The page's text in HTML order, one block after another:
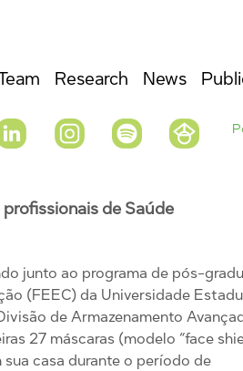
Research News
de Saúde
junto ao programa de pós-
(FEEC) da Universidade
de Armazenamento
27 máscaras (modelo “face
casa durante o período de